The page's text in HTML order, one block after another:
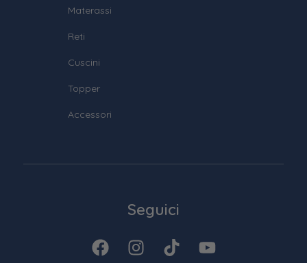
Materassi
Reti
Cuscini
Topper
Accessori
Seguici